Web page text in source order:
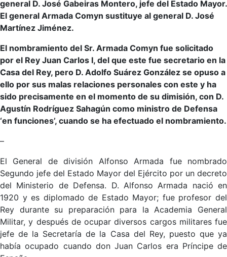
general D. José Gabeiras Montero, jefe del Estado Mayor.
El general Armada Comyn sustituye al general D. José
Martínez Jiménez.
El nombramiento del Sr. Armada Comyn fue solicitado
por el Rey Juan Carlos I, del que este fue secretario en la
Casa del Rey, pero D. Adolfo Suárez González se opuso a
ello por sus malas relaciones personales con este y ha
sido precisamente en el momento de su dimisión, con D.
Agustín Rodríguez Sahagún como ministro de Defensa
‘en funciones’, cuando se ha efectuado el nombramiento.
–
El General de división Alfonso Armada fue nombrado
Segundo jefe del Estado Mayor del Ejército por un decreto
del Ministerio de Defensa. D. Alfonso Armada nació en
1920 y es diplomado de Estado Mayor; fue profesor del
Rey durante su preparación para la Academia General
Militar, y después de ocupar diversos cargos militares fue
jefe de la Secretaría de la Casa del Rey, puesto que ya
había ocupado cuando don Juan Carlos era Príncipe de